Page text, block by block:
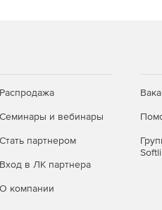
редакциях:
инфраструктур,
используется для
обрабатывающих
Распродажа
Семинары и вебинары
Стать партнером
Вход в ЛК партнера
О компании